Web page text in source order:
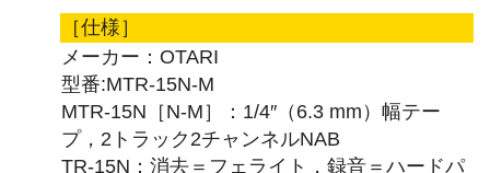
［仕様］
メーカー：OTARI
型番:MTR-15N-M
MTR-15N［N-M］：1/4″（6.3 mm）幅テー
プ，2トラック2チャンネルNAB
TR-15N：消去＝フェライト，録音＝ハードパ